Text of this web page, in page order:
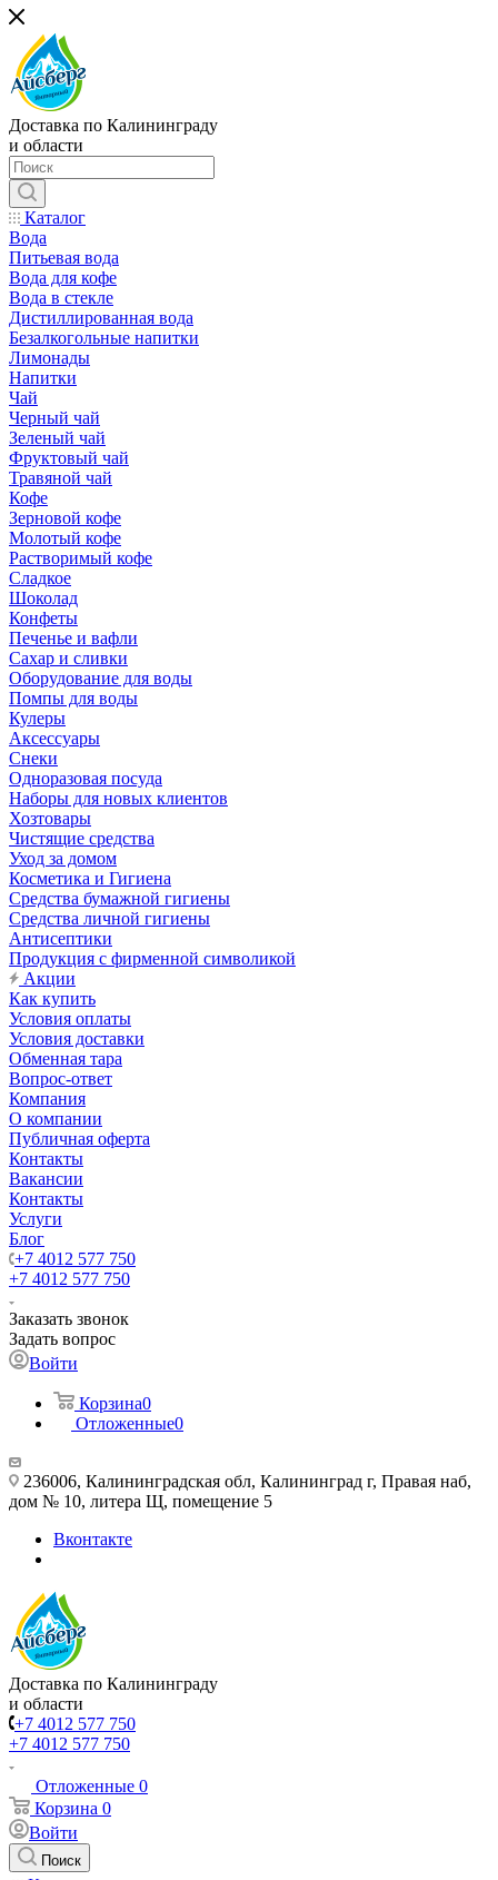
Доставка по Калининграду
и области
Каталог
Вода
Питьевая вода
Вода для кофе
Вода в стекле
Дистиллированная вода
Безалкогольные напитки
Лимонады
Напитки
Чай
Черный чай
Зеленый чай
Фруктовый чай
Травяной чай
Кофе
Зерновой кофе
Молотый кофе
Растворимый кофе
Сладкое
Шоколад
Конфеты
Печенье и вафли
Сахар и сливки
Оборудование для воды
Помпы для воды
Кулеры
Аксессуары
Снеки
Одноразовая посуда
Наборы для новых клиентов
Хозтовары
Чистящие средства
Уход за домом
Косметика и Гигиена
Средства бумажной гигиены
Средства личной гигиены
Антисептики
Продукция с фирменной символикой
Акции
Как купить
Условия оплаты
Условия доставки
Обменная тара
Вопрос-ответ
Компания
О компании
Публичная оферта
Контакты
Вакансии
Контакты
Услуги
Блог
+7 4012 577 750
+7 4012 577 750
Заказать звонок
Задать вопрос
Войти
Корзина0
Отложенные0
236006, Калининградская обл, Калининград г, Правая наб,
дом № 10, литера Щ, помещение 5
Вконтакте
Доставка по Калининграду
и области
+7 4012 577 750
+7 4012 577 750
Отложенные 0
Корзина 0
Войти
Поиск